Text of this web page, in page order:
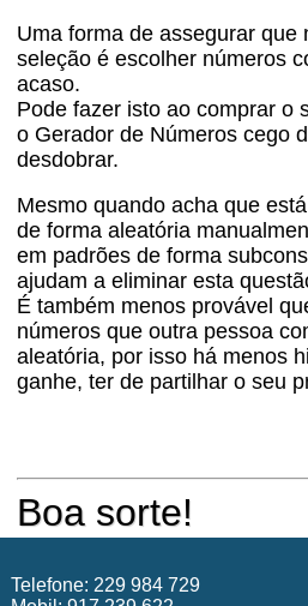
Uma forma de assegurar que
seleção é escolher números
acaso.
Pode fazer isto ao comprar o
o Gerador de Números cego
desdobrar.
Mesmo quando acha que
de forma aleatória
em padrões de forma
ajudam a eliminar esta
É também menos provável
números que outra pessoa
aleatória, por isso há menos
ganhe, ter de partilhar o seu
Boa sorte!
Telefone: 229 984 729